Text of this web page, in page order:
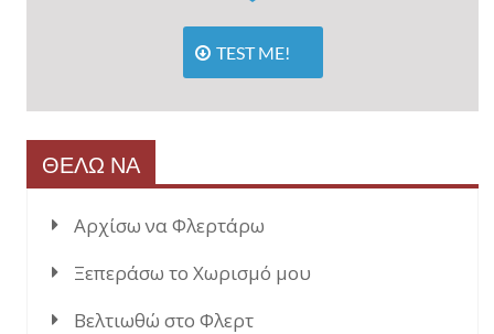
TEST ME!
ΘΕΛΩ ΝΑ
Αρχίσω να Φλερτάρω
Ξεπεράσω το Χωρισμό μου
Βελτιωθώ στο Φλερτ